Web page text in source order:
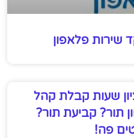
שירות פלאפון
שעות קבלת קהל
תור? קביעת תור?
פה!